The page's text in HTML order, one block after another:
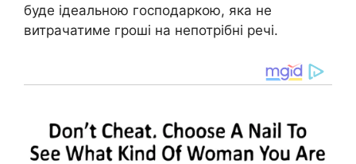
буде ідеальною господаркою, яка не
витрачатиме гроші на непотрібні речі.